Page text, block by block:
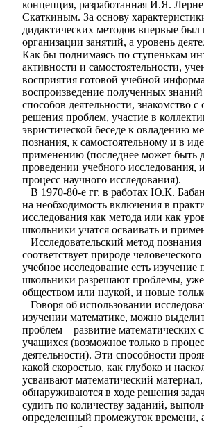
концепция, разработанная И.Я.
Скаткиным. За основу
дидактических методов впервые был
организации занятий, а уровень
Как бы поднимаясь по ступенькам
активности и самостоятельности,
восприятия готовой учебной
воспроизведение полученных
способов деятельности, знакомство
решения проблем, участие в
эвристической беседе к овладению
познания, к самостоятельному и в
применению (последнее может быть
проведении учебного
процесс научного исследования).
В 1970-80-е гг. в работах Ю.К.
на необходимость включения в
исследования как метода или как
школьники учатся осваивать и
Исследовательский метод познания
соответствует природе
учебное исследование есть изучение
школьники разрешают проблемы,
обществом или наукой, и новые
Говоря об использовании
изучении математике, можно
проблем – развитие математических
учащихся (возможное только в
деятельности). Эти способности
какой скоростью, как глубоко и
усваивают математический материал,
обнаруживаются в ходе решения
судить по количеству заданий,
определенный промежуток времени,